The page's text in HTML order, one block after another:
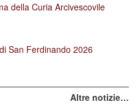
della Curia Arcivescovile
San Ferdinando 2026
Altre notizie…